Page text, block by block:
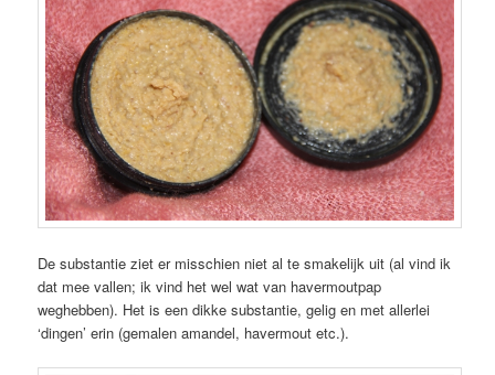
De substantie ziet er misschien niet al te smakelijk uit (al vind ik
dat mee vallen; ik vind het wel wat van havermoutpap
weghebben). Het is een dikke substantie, gelig en met allerlei
‘dingen’ erin (gemalen amandel, havermout etc.).